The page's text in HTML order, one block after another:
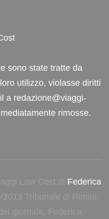
sono state tratte da
utilizzo, violasse diritti
a redazione@viaggi-
rimosse.
Low Cost di Federica
2013 Tribunale di Rimini.
giornale, Federica